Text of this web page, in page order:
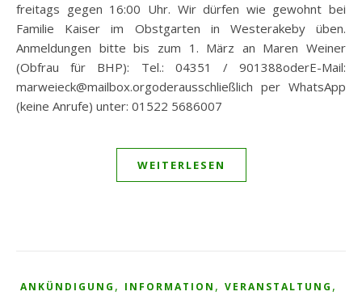
freitags gegen 16:00 Uhr. Wir dürfen wie gewohnt bei
Familie Kaiser im Obstgarten in Westerakeby üben.
Anmeldungen bitte bis zum 1. März an Maren Weiner
(Obfrau für BHP): Tel.: 04351 / 901388oderE-Mail:
marweieck@mailbox.orgoderausschließlich per WhatsApp
(keine Anrufe) unter: 01522 5686007
WEITERLESEN
ANKÜNDIGUNG , INFORMATION , VERANSTALTUNG ,